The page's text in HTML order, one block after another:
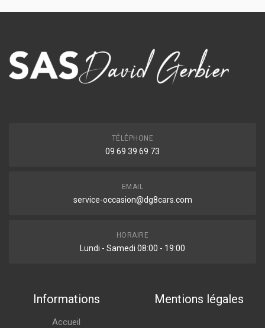
TÉLÉPHONE
09 69 39 69 73
EMAIL
service-occasion@dg8cars.com
HORAIRE
Lundi - Samedi 08:00 - 19:00
Informations
Accueil
Mentions légales